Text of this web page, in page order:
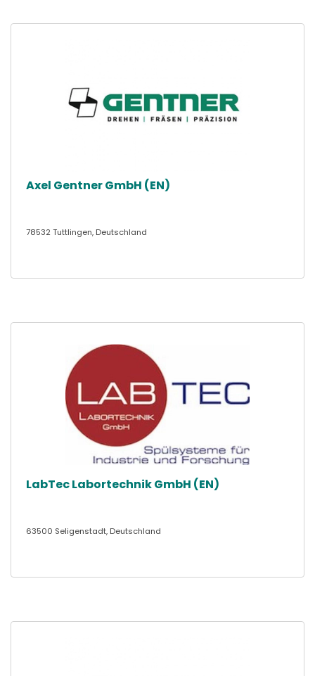
Axel Gentner GmbH (EN)
78532 Tuttlingen, Deutschland
LabTec Labortechnik GmbH (EN)
63500 Seligenstadt, Deutschland